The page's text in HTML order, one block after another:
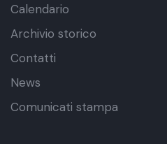
Calendario
Archivio storico
Contatti
News
Comunicati stampa